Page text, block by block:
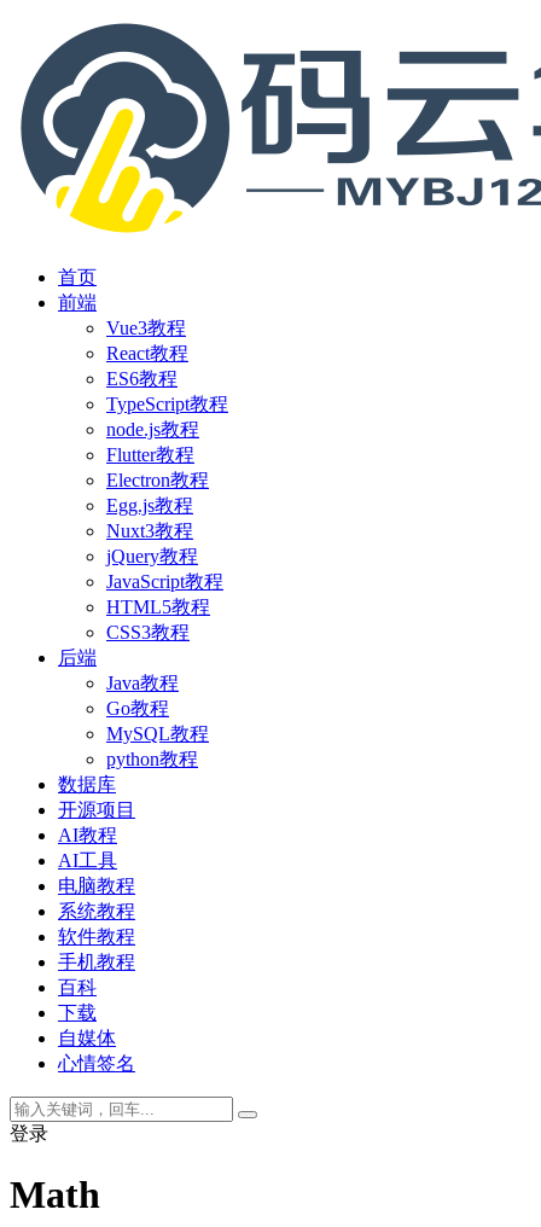
首页
前端
Vue3教程
React教程
ES6教程
TypeScript教程
node.js教程
Flutter教程
Electron教程
Egg.js教程
Nuxt3教程
jQuery教程
JavaScript教程
HTML5教程
CSS3教程
后端
Java教程
Go教程
MySQL教程
python教程
数据库
开源项目
AI教程
AI工具
电脑教程
系统教程
软件教程
手机教程
百科
下载
自媒体
心情签名
登录
Math